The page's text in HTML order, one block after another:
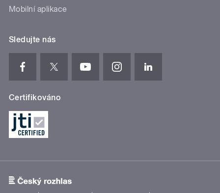
Mobilní aplikace
Sledujte nás
Certifikováno